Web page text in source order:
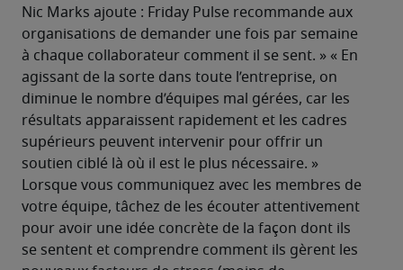
Nic Marks ajoute : Friday Pulse recommande aux
organisations de demander une fois par semaine
à chaque collaborateur comment il se sent. » « En
agissant de la sorte dans toute l’entreprise, on
diminue le nombre d’équipes mal gérées, car les
résultats apparaissent rapidement et les cadres
supérieurs peuvent intervenir pour offrir un
soutien ciblé là où il est le plus nécessaire. »
Lorsque vous communiquez avec les membres de
votre équipe, tâchez de les écouter attentivement
pour avoir une idée concrète de la façon dont ils
se sentent et comprendre comment ils gèrent les